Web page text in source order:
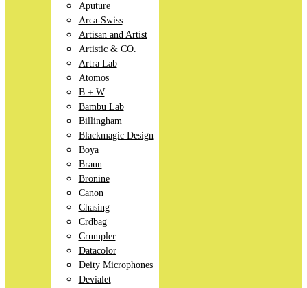
Aputure
Arca-Swiss
Artisan and Artist
Artistic & CO.
Artra Lab
Atomos
B + W
Bambu Lab
Billingham
Blackmagic Design
Boya
Braun
Bronine
Canon
Chasing
Crdbag
Crumpler
Datacolor
Deity Microphones
Devialet